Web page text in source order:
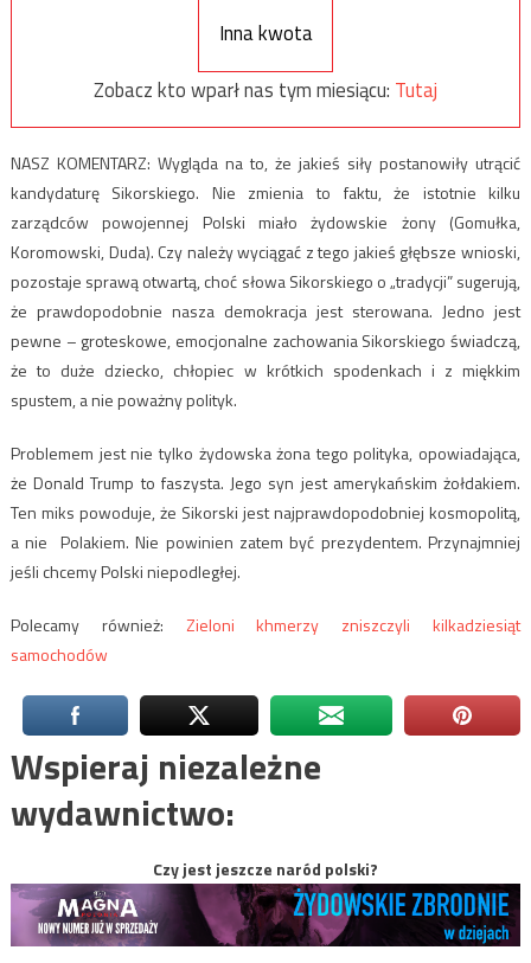
Inna kwota
Zobacz kto wparł nas tym miesiącu: Tutaj
NASZ KOMENTARZ: Wygląda na to, że jakieś siły postanowiły utrącić
kandydaturę Sikorskiego. Nie zmienia to faktu, że istotnie kilku
zarządców powojennej Polski miało żydowskie żony (Gomułka,
Koromowski, Duda). Czy należy wyciągać z tego jakieś głębsze wnioski,
pozostaje sprawą otwartą, choć słowa Sikorskiego o „tradycji” sugerują,
że prawdopodobnie nasza demokracja jest sterowana. Jedno jest
pewne – groteskowe, emocjonalne zachowania Sikorskiego świadczą,
że to duże dziecko, chłopiec w krótkich spodenkach i z miękkim
spustem, a nie poważny polityk.
Problemem jest nie tylko żydowska żona tego polityka, opowiadająca,
że Donald Trump to faszysta. Jego syn jest amerykańskim żołdakiem.
Ten miks powoduje, że Sikorski jest najprawdopodobniej kosmopolitą,
a nie Polakiem. Nie powinien zatem być prezydentem. Przynajmniej
jeśli chcemy Polski niepodległej.
Polecamy również: Zieloni khmerzy zniszczyli kilkadziesiąt
samochodów
Wspieraj niezależne
wydawnictwo:
Czy jest jeszcze naród polski?